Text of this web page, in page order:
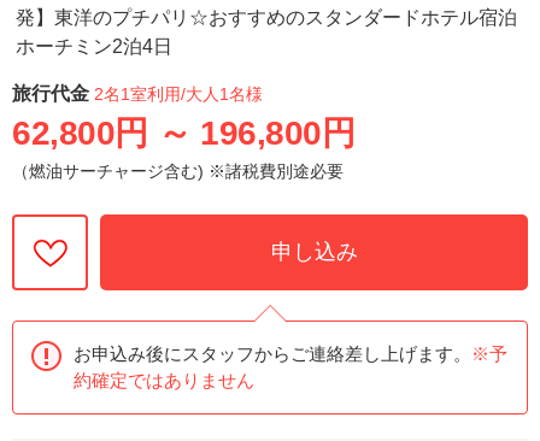
発】東洋のプチパリ☆おすすめのスタンダードホテル宿泊
ホーチミン2泊4日
旅行代金 2名1室利用/大人1名様
62,800円 ～ 196,800円
（燃油サーチャージ含む) ※諸税費別途必要
申し込み
お申込み後にスタッフからご連絡差し上げます。
※予
約確定ではありません